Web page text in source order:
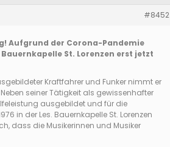
#8452
Aufgrund der Corona-Pandemie
St. Lorenzen erst jetzt
Kraftfahrer und Funker nimmt er
seiner Tätigkeit als gewissenhafter
ausgebildet und für die
in der Les. Bauernkapelle St. Lorenzen
dass die Musikerinnen und Musiker